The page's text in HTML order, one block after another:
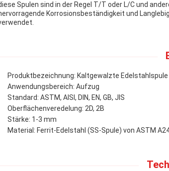
Spulen sind in der Regel T/T oder L/C und
Korrosionsbeständigkeit und
Produktbezeichnung: Kaltgewalzte Edelstahlspule
Anwendungsbereich: Aufzug
Standard: ASTM, AISI, DIN, EN, GB, JIS
Oberflächenveredelung: 2D, 2B
Stärke: 1-3 mm
Material: Ferrit-Edelstahl (SS-Spule) von ASTM